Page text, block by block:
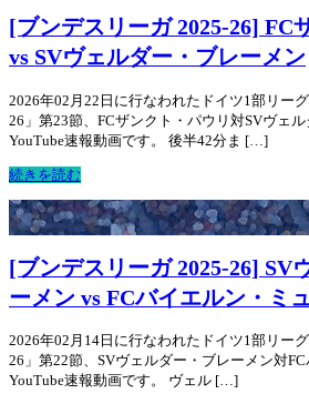
[ブンデスリーガ 2025-26] FC
vs SVヴェルダー・ブレーメン
2026年02月22日に行なわれたドイツ1部リー
26」第23節、FCザンクト・パウリ対SVヴェ
YouTube速報動画です。 後半42分ま […]
続きを読む
[ブンデスリーガ 2025-26] SV
ーメン vs FCバイエルン・ミ
2026年02月14日に行なわれたドイツ1部リー
26」第22節、SVヴェルダー・ブレーメン対
YouTube速報動画です。 ヴェル […]